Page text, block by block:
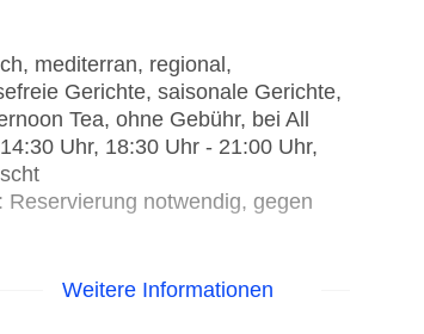
mediterran, regional,
Gerichte, saisonale Gerichte,
Tea, ohne Gebühr, bei All
Uhr, 18:30 Uhr - 21:00 Uhr,
Reservierung notwendig, gegen
Weitere Informationen